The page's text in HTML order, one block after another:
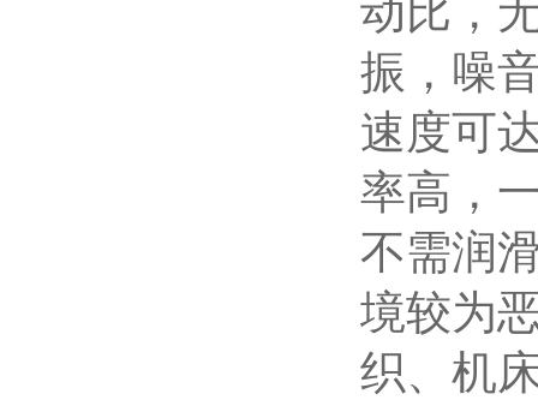
动比，
振，噪
速度可
率高，
不需润
境较为
织、机